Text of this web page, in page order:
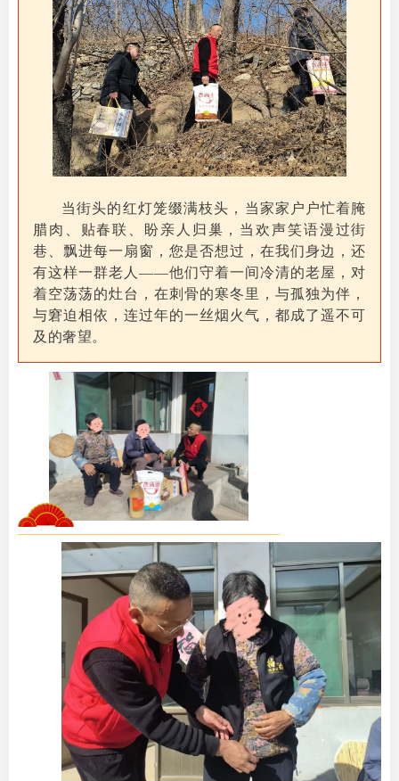
当街头的红灯笼缀满枝头，当家家户户忙着腌
腊肉、贴春联、盼亲人归巢，当欢声笑语漫过街
巷、飘进每一扇窗，您是否想过，在我们身边，还
有这样一群老人——他们守着一间冷清的老屋，对
着空荡荡的灶台，在刺骨的寒冬里，与孤独为伴，
与窘迫相依，连过年的一丝烟火气，都成了遥不可
及的奢望。